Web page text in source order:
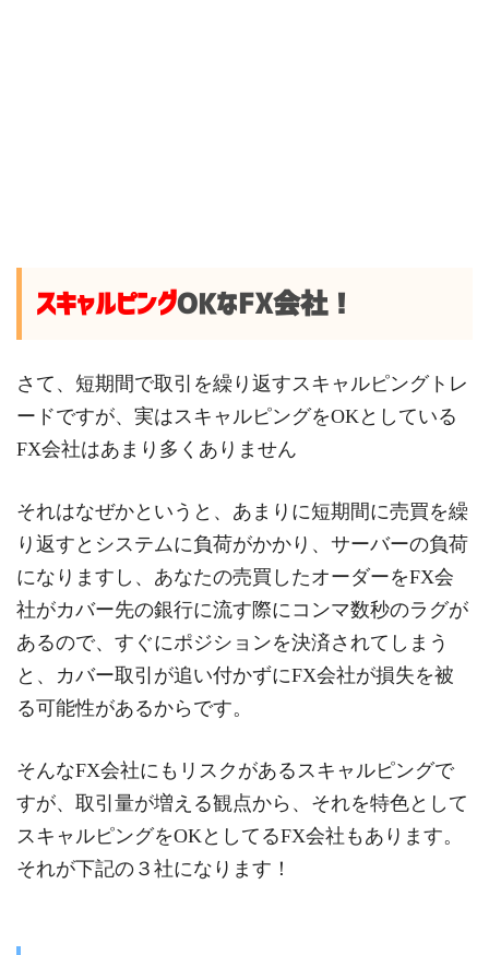
スキャルピングOKなFX会社！
さて、短期間で取引を繰り返すスキャルピングトレ
ードですが、実はスキャルピングをOKとしている
FX会社はあまり多くありません
それはなぜかというと、あまりに短期間に売買を繰
り返すとシステムに負荷がかかり、サーバーの負荷
になりますし、あなたの売買したオーダーをFX会
社がカバー先の銀行に流す際にコンマ数秒のラグが
あるので、すぐにポジションを決済されてしまう
と、カバー取引が追い付かずにFX会社が損失を被
る可能性があるからです。
そんなFX会社にもリスクがあるスキャルピングで
すが、取引量が増える観点から、それを特色として
スキャルピングをOKとしてるFX会社もあります。
それが下記の３社になります！